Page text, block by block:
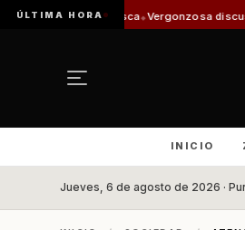
ÚLTIMA HORA
Vergonzosa discusión en el
INICIO
Jueves, 6 de agosto de 2026 ·